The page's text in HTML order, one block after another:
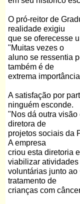
O pró-reitor de
realidade exigiu
que se oferecesse
"Muitas vezes o
aluno se ressentia
também é de
extrema
A satisfação por
ninguém esconde.
"Nos dá outra
diretora de
projetos sociais da
A empresa
criou esta diretoria
viabilizar atividades
voluntárias junto
tratamento de
crianças com